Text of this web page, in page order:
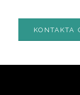
KONTAKTA